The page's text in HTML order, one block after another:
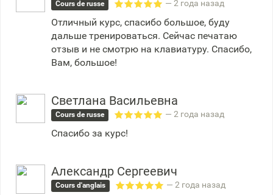
Cours de russe — 2 года назад
Отличный курс, спасибо большое, буду
дальше тренироваться. Сейчас печатаю
отзыв и не смотрю на клавиатуру. Спасибо,
Вам, большое!
Светлана Васильевна
Cours de russe — 2 года назад
Спасибо за курс!
Александр Сергеевич
Cours d'anglais — 2 года назад